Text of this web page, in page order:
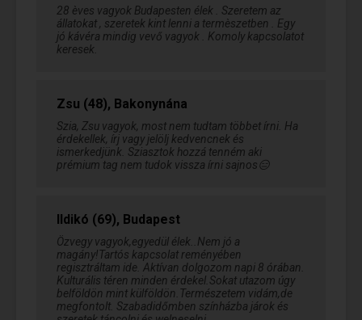
28 èves vagyok Budapesten élek . Szeretem az
állatokat , szeretek kint lenni a termèszetben . Egy
jó kávéra mindig vevő vagyok . Komoly kapcsolatot
keresek.
Zsu (48), Bakonynána
Szia, Zsu vagyok, most nem tudtam többet írni. Ha
érdekellek, írj vagy jelölj kedvencnek és
ismerkedjünk. Sziasztok hozzá tenném aki
prémium tag nem tudok vissza írni sajnos😑
Ildikó (69), Budapest
Özvegy vagyok,egyedül élek..Nem jó a
magány!Tartós kapcsolat reményében
regisztráltam ide. Aktívan dolgozom napi 8 órában.
Kulturális téren minden érdekel.Sokat utazom úgy
belföldön mint külföldön.Természetem vidám,de
megfontolt. Szabadidőmben színházba járok és